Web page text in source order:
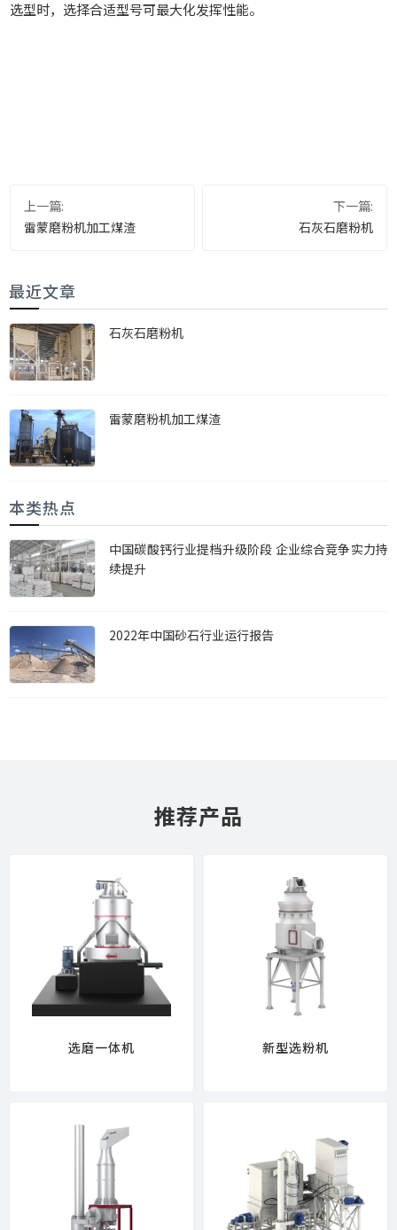
选型时，选择合适型号可最大化发挥性能。
上一篇:
雷蒙磨粉机加工煤渣
下一篇:
石灰石磨粉机
最近文章
石灰石磨粉机
雷蒙磨粉机加工煤渣
本类热点
中国碳酸钙行业提档升级阶段 企业综合竞争实力持
续提升
2022年中国砂石行业运行报告
推荐产品
选磨一体机 新型选粉机